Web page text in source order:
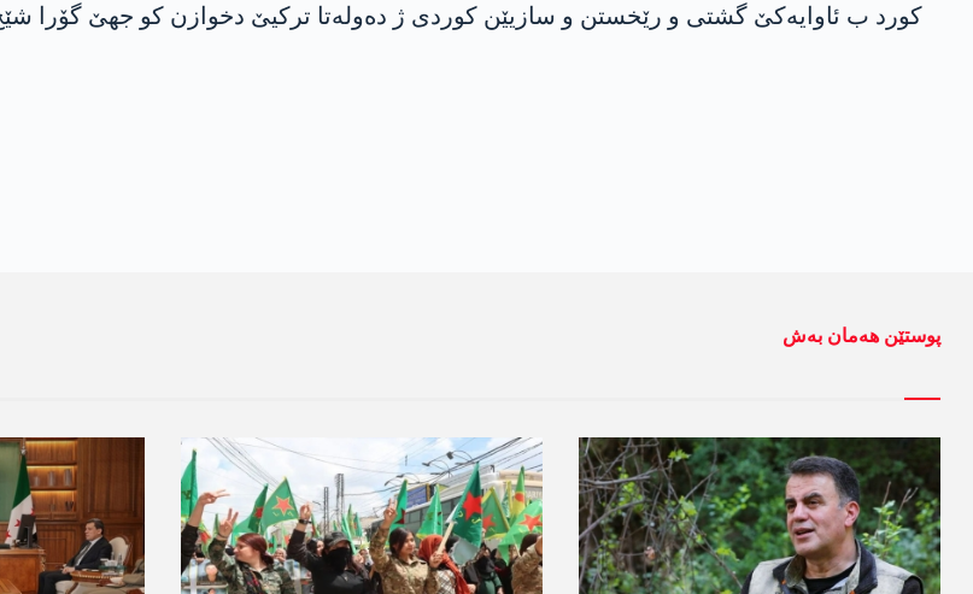
كورد ب ئاوایەکێ گشتی و رێخستن و سازیێن کوردی ژ دەولەتا ترکیێ دخوازن کو جهێ گۆرا
پوستێن ھەمان بەش